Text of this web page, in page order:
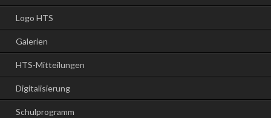
Logo HTS
Galerien
HTS-Mitteilungen
Digitalisierung
Schulprogramm